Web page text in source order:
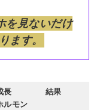
を見ないだけ
ます。
長
ルモン
結果